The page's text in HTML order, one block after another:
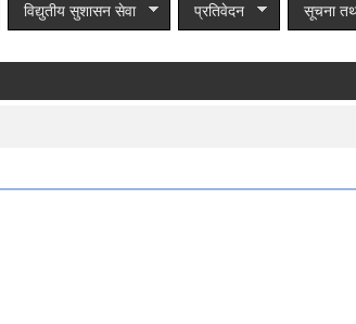
विद्युतीय सुशासन सेवा प्रतिवेदन सूचना